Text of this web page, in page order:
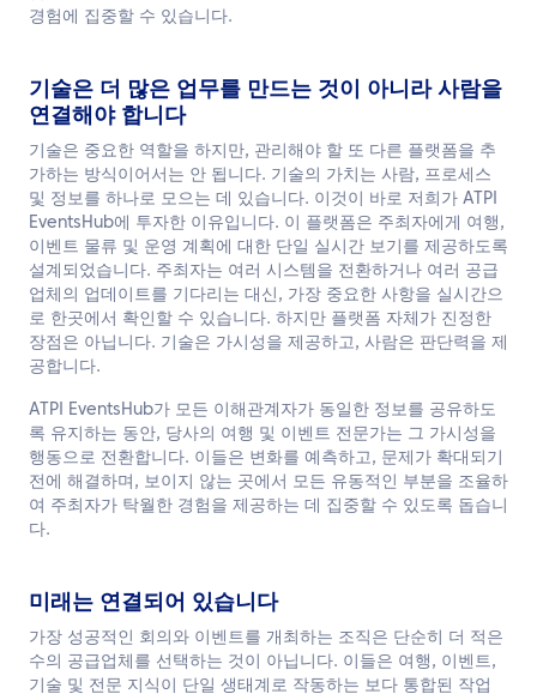
경험에 집중할 수 있습니다.
기술은 더 많은 업무를 만드는 것이 아니라 사람을
연결해야 합니다
기술은 중요한 역할을 하지만, 관리해야 할 또 다른 플랫폼을 추
가하는 방식이어서는 안 됩니다. 기술의 가치는 사람, 프로세스
및 정보를 하나로 모으는 데 있습니다. 이것이 바로 저희가 ATPI
EventsHub에 투자한 이유입니다. 이 플랫폼은 주최자에게 여행,
이벤트 물류 및 운영 계획에 대한 단일 실시간 보기를 제공하도록
설계되었습니다. 주최자는 여러 시스템을 전환하거나 여러 공급
업체의 업데이트를 기다리는 대신, 가장 중요한 사항을 실시간으
로 한곳에서 확인할 수 있습니다. 하지만 플랫폼 자체가 진정한
장점은 아닙니다. 기술은 가시성을 제공하고, 사람은 판단력을 제
공합니다.
ATPI EventsHub가 모든 이해관계자가 동일한 정보를 공유하도
록 유지하는 동안, 당사의 여행 및 이벤트 전문가는 그 가시성을
행동으로 전환합니다. 이들은 변화를 예측하고, 문제가 확대되기
전에 해결하며, 보이지 않는 곳에서 모든 유동적인 부분을 조율하
여 주최자가 탁월한 경험을 제공하는 데 집중할 수 있도록 돕습니
다.
미래는 연결되어 있습니다
가장 성공적인 회의와 이벤트를 개최하는 조직은 단순히 더 적은
수의 공급업체를 선택하는 것이 아닙니다. 이들은 여행, 이벤트,
기술 및 전문 지식이 단일 생태계로 작동하는 보다 통합된 작업